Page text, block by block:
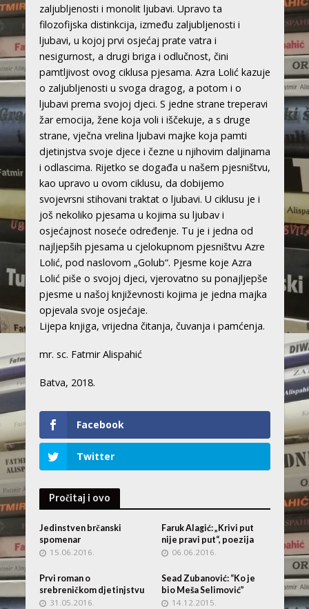
zaljubljenosti i monolit ljubavi. Upravo ta
filozofijska distinkcija, između zaljubljenosti i
ljubavi, u kojoj prvi osjećaj prate vatra i
nesigurnost, a drugi briga i odlučnost, čini
pamtljivost ovog ciklusa pjesama. Azra Lolić kazuje
o zaljubljenosti u svoga dragog, a potom i o
ljubavi prema svojoj djeci. S jedne strane treperavi
žar emocija, žene koja voli i iščekuje, a s druge
strane, vječna vrelina ljubavi majke koja pamti
djetinjstva svoje djece i čezne u njihovim daljinama
i odlascima. Rijetko se događa u našem pjesništvu,
kao upravo u ovom ciklusu, da dobijemo
svojevrsni stihovani traktat o ljubavi. U ciklusu je i
još nekoliko pjesama u kojima su ljubav i
osjećajnost noseće određenje. Tu je i jedna od
najljepših pjesama u cjelokupnom pjesništvu Azre
Lolić, pod naslovom „Golub“. Pjesme koje Azra
Lolić piše o svojoj djeci, vjerovatno su ponajljepše
pjesme u našoj književnosti kojima je jedna majka
opjevala svoje osjećaje.
Lijepa knjiga, vrijedna čitanja, čuvanja i pamćenja.
mr. sc. Fatmir Alispahić
Batva, 2018.
Facebook
Twitter
Pročitaj i ovo
Jedinstven brčanski
spomenar
15.06.2016.
Faruk Alagić: „Krivi put
nije pravi put“, poezija
06.06.2016.
Prvi roman o
srebreničkom djetinjstvu
31.05.2016.
Sead Zubanović: “Ko je
bio Meša Selimović”
14.12.2015.